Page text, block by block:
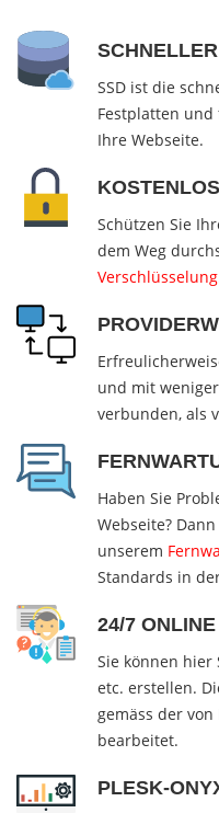
SSD ist die
Festplatten
Ihre Webseite.
Schützen Sie
dem Weg
und mit
verbunden, als
Haben Sie
Webseite?
unserem
Standards in
24/7
Sie können hier
etc. erstellen.
gemäss der
bearbeitet.
PLESK-